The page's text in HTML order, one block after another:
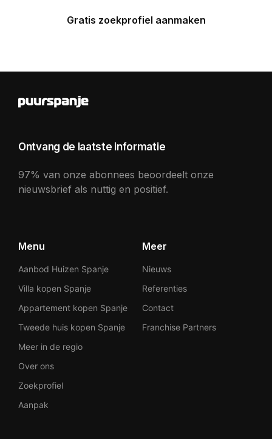
Gratis zoekprofiel aanmaken
Ontvang de laatste informatie
97% van onze abonnees beoordeelt onze
nieuwsbrief als nuttig en positief.
Menu
Aanbod Huizen Spanje
Villa kopen Spanje
Appartement kopen Spanje
Tweede huis kopen Spanje
Meer in de regio
Over ons
Zoekprofiel
Aanpak
Meer
Nieuws
Referenties
Contact
Franchise Partners